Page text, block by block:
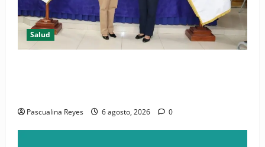
Salud
Pascualina Reyes 6 agosto, 2026 0